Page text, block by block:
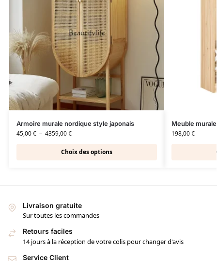
Armoire murale nordique style japonais
45,00€ – 4359,00€
Choix des options
Meuble
198,00€
Livraison gratuite
Sur toutes les commandes
Retours faciles
14 jours à la réception de votre colis pour changer d'avis
Service Client